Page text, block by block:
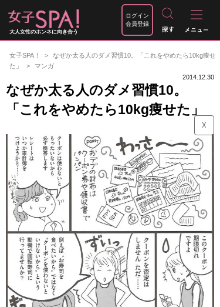
大人女性のホンネに向き合う
ログイン
会員登録
女子SPA！
なぜか太る人のダメ習慣10。「これをやめたら10kg痩せ
た」
マンガ
2014.12.30
なぜか太る人のダメ習慣10。
「これをやめたら10kg痩せた」
☓